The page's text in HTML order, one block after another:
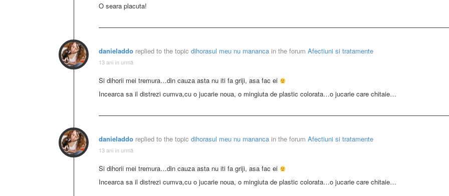
O seara placuta!
danieladdo replied to the topic dihorasul meu nu mananca in the forum Afectiuni si tratamente
13 ani în urmă
Si dihorii mei tremura…din cauza asta nu iti fa griji, asa fac ei
Incearca sa il distrezi cumva,cu o jucarie noua, o mingiuta de plastic colorata…o jucarie care chitaie…
danieladdo replied to the topic dihorasul meu nu mananca in the forum Afectiuni si tratamente
13 ani în urmă
Si dihorii mei tremura…din cauza asta nu iti fa griji, asa fac ei
Incearca sa il distrezi cumva,cu o jucarie noua, o mingiuta de plastic colorata…o jucarie care chitaie…